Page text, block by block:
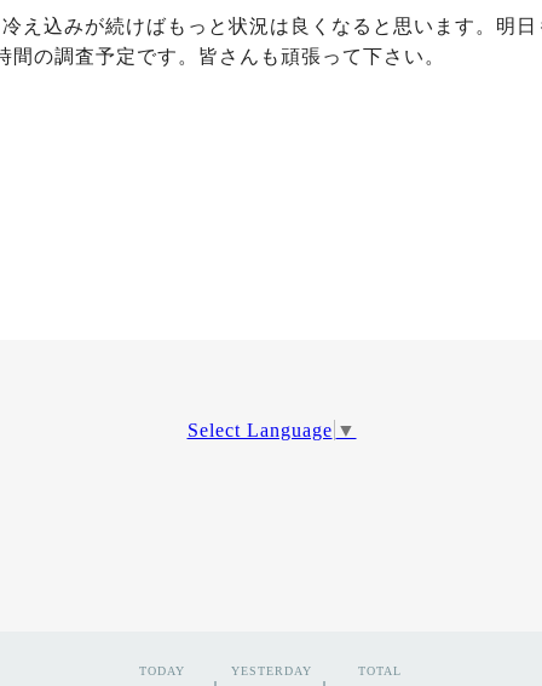
え込みが続けばもっと状況は良くなると思います。明
間の調査予定です。皆さんも頑張って下さい。
Select Language ▼
TODAY YESTERDAY TOTAL